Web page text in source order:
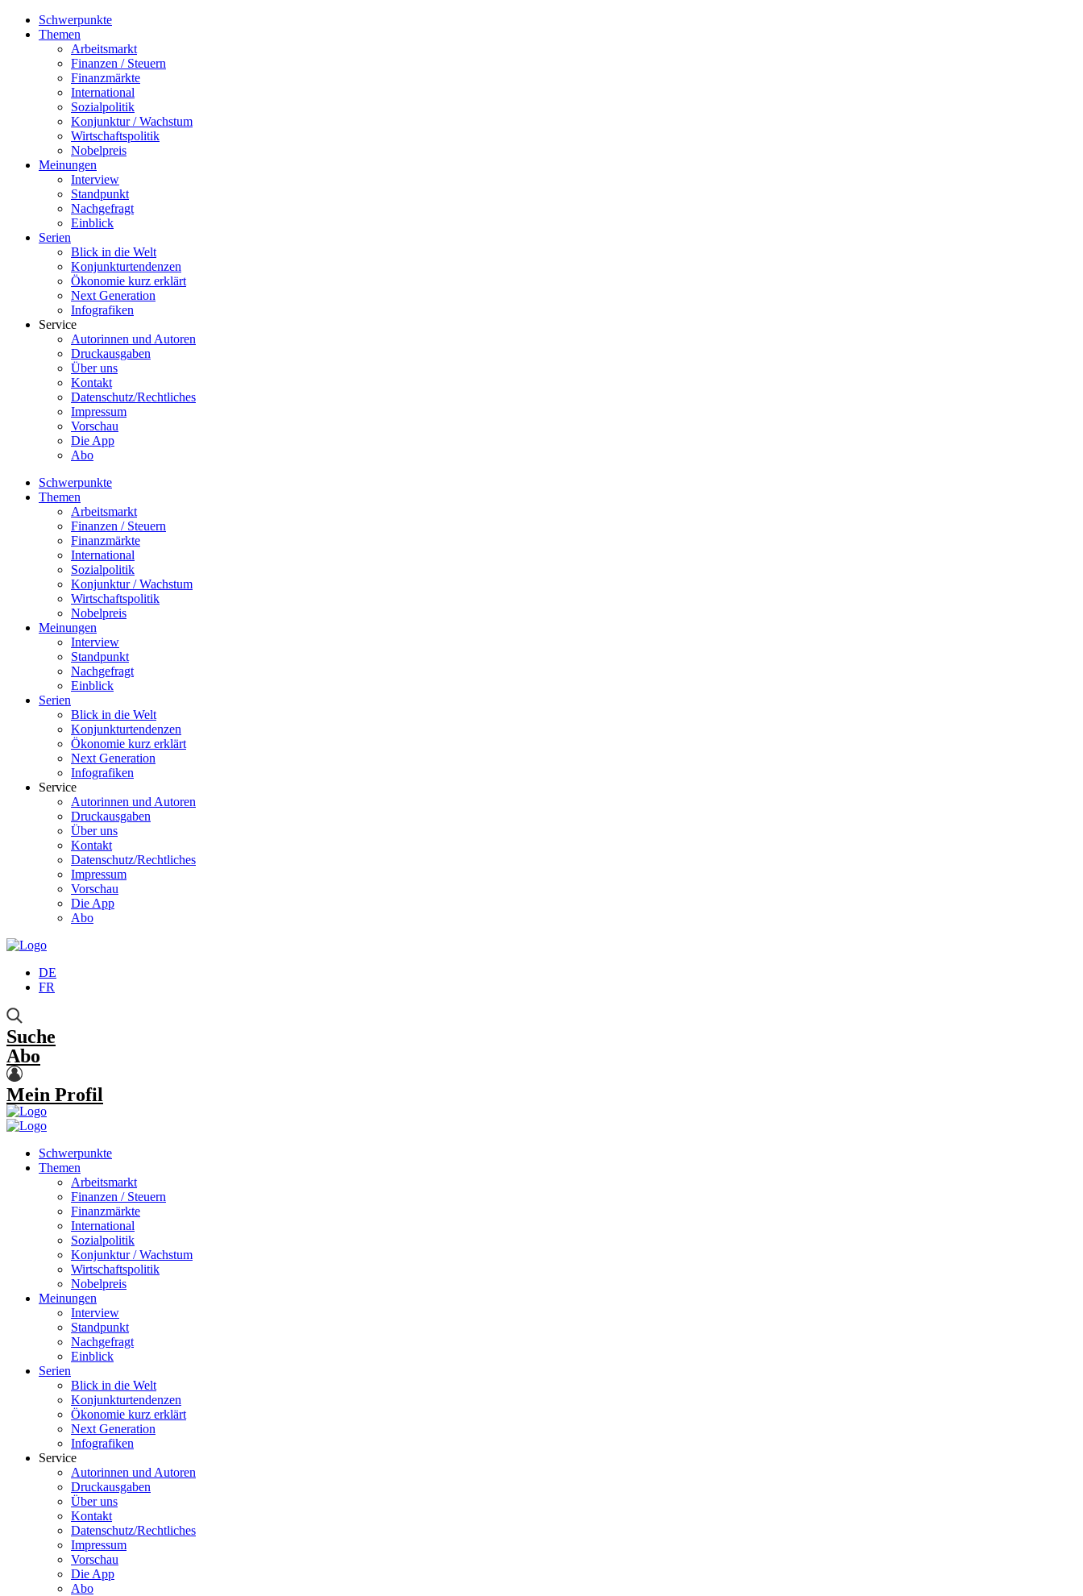
Schwerpunkte
Themen
Arbeitsmarkt
Finanzen / Steuern
Finanzmärkte
International
Sozialpolitik
Konjunktur / Wachstum
Wirtschaftspolitik
Nobelpreis
Meinungen
Interview
Standpunkt
Nachgefragt
Einblick
Serien
Blick in die Welt
Konjunkturtendenzen
Ökonomie kurz erklärt
Next Generation
Infografiken
Service
Autorinnen und Autoren
Druckausgaben
Über uns
Kontakt
Datenschutz/Rechtliches
Impressum
Vorschau
Die App
Abo
Schwerpunkte
Themen
Arbeitsmarkt
Finanzen / Steuern
Finanzmärkte
International
Sozialpolitik
Konjunktur / Wachstum
Wirtschaftspolitik
Nobelpreis
Meinungen
Interview
Standpunkt
Nachgefragt
Einblick
Serien
Blick in die Welt
Konjunkturtendenzen
Ökonomie kurz erklärt
Next Generation
Infografiken
Service
Autorinnen und Autoren
Druckausgaben
Über uns
Kontakt
Datenschutz/Rechtliches
Impressum
Vorschau
Die App
Abo
DE
FR
Suche
Abo
Mein Profil
Schwerpunkte
Themen
Arbeitsmarkt
Finanzen / Steuern
Finanzmärkte
International
Sozialpolitik
Konjunktur / Wachstum
Wirtschaftspolitik
Nobelpreis
Meinungen
Interview
Standpunkt
Nachgefragt
Einblick
Serien
Blick in die Welt
Konjunkturtendenzen
Ökonomie kurz erklärt
Next Generation
Infografiken
Service
Autorinnen und Autoren
Druckausgaben
Über uns
Kontakt
Datenschutz/Rechtliches
Impressum
Vorschau
Die App
Abo